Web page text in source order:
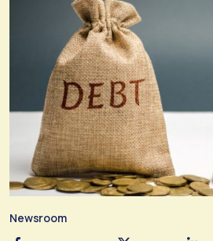
Newsroom